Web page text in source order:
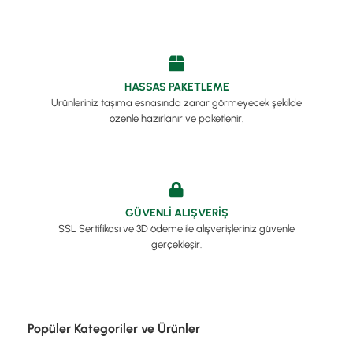
HASSAS PAKETLEME
Ürünleriniz taşıma esnasında zarar görmeyecek şekilde
özenle hazırlanır ve paketlenir.
GÜVENLİ ALIŞVERİŞ
SSL Sertifikası ve 3D ödeme ile alışverişleriniz güvenle
gerçekleşir.
Popüler Kategoriler ve Ürünler